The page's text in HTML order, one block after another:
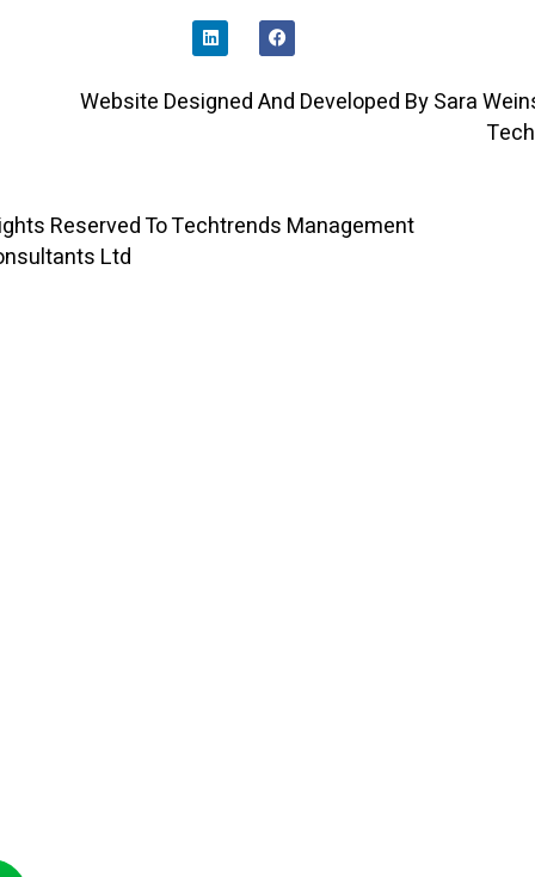
O
O
D
I
Website Designed And Developed By Sara
All Rights Reserved To Techtrends Management
Consultants Ltd ©